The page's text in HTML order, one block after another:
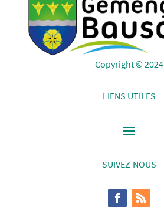
Copyright © 2024
LIENS UTILES
SUIVEZ-NOUS